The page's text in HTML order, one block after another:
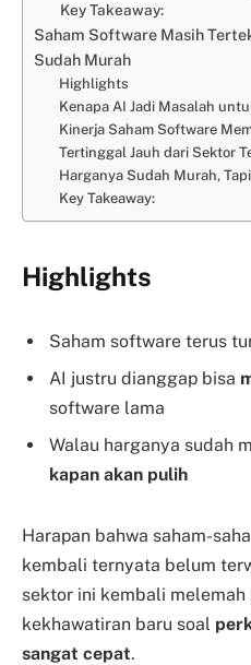
Key Takeaway:
Saham Software Masih
Sudah Murah
Highlights
Kenapa AI Jadi Masalah
Kinerja Saham Software
Tertinggal Jauh dari Sektor
Harganya Sudah Murah,
Key Takeaway:
Highlights
Saham software terus
AI justru dianggap bisa
software lama
Walau harganya sudah
kapan akan pulih
Harapan bahwa saham-
kembali ternyata belum
sektor ini kembali melemah
kekhawatiran baru soal
sangat cepat.